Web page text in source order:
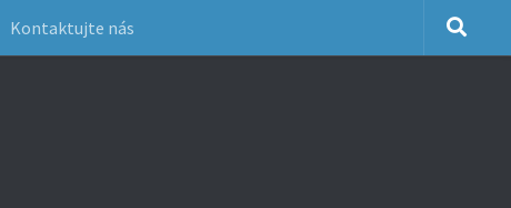
Kontaktujte nás